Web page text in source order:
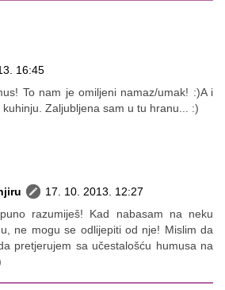
16:45
To nam je omiljeni namaz/umak! :)A i
kuhinju. Zaljubljena sam u tu hranu... :)
17. 10. 2013. 12:27
razumiješ! Kad nabasam na neku
ne mogu se odlijepiti od nje! Mislim da
pretjerujem sa učestalošću humusa na